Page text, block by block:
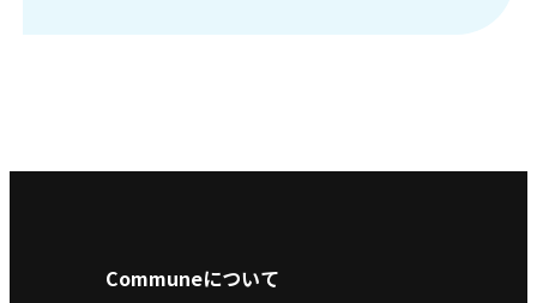
Communeについて